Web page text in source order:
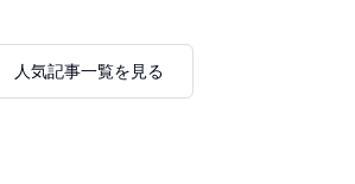
人気記事一覧を見る